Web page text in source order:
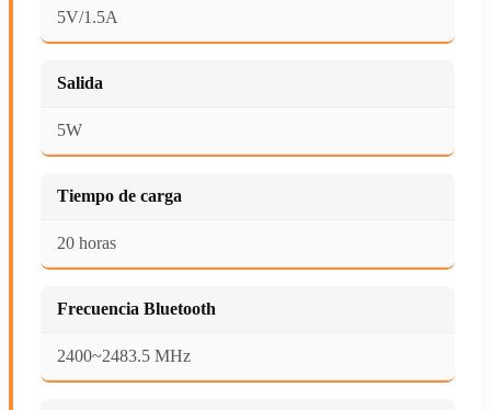
5V/1.5A
Salida
5W
Tiempo de carga
20 horas
Frecuencia Bluetooth
2400~2483.5 MHz